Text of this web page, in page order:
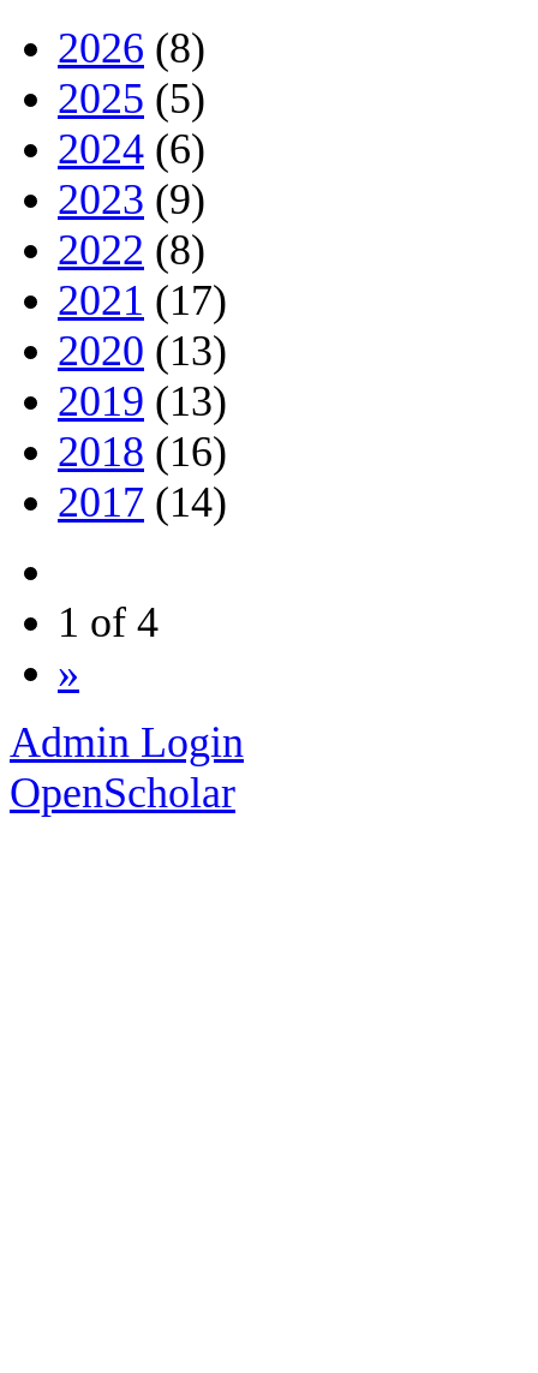
2026 (8)
2025 (5)
2024 (6)
2023 (9)
2022 (8)
2021 (17)
2020 (13)
2019 (13)
2018 (16)
2017 (14)
1 of 4
»
Admin Login
OpenScholar